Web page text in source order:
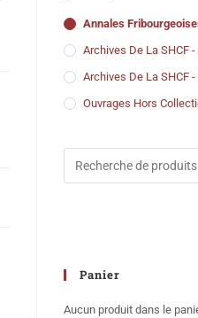
Annales
Archives De La SHCF
Archives De La SHCF
Ouvrages Hors
Panier
Aucun produit dans le